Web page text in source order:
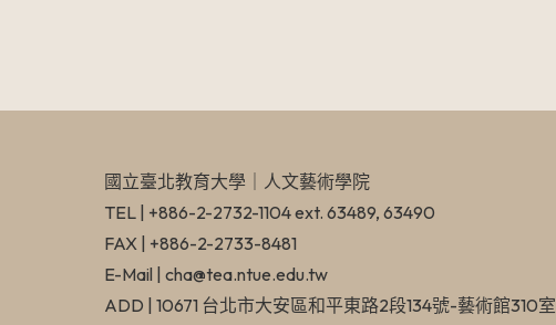
國立臺北教育大學​｜人文藝術學院
TEL | +886-2-2732-1104 ext. 63489, 63490
FAX | +886-2-2733-8481
E-Mail | cha@tea.ntue.edu.tw
ADD | 10671 台北市大安區和平東路2段134號-藝術館310室